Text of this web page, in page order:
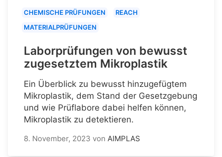
CHEMISCHE PRÜFUNGEN
REACH
MATERIALPRÜFUNGEN
Laborprüfungen von bewusst
zugesetztem Mikroplastik
Ein Überblick zu bewusst hinzugefügtem
Mikroplastik, dem Stand der Gesetzgebung
und wie Prüflabore dabei helfen können,
Mikroplastik zu detektieren.
8. November, 2023 von AIMPLAS